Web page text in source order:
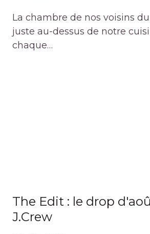
La chambre de nos voisins
juste au-dessus de notre
chaque…
The Edit : le drop
J.Crew